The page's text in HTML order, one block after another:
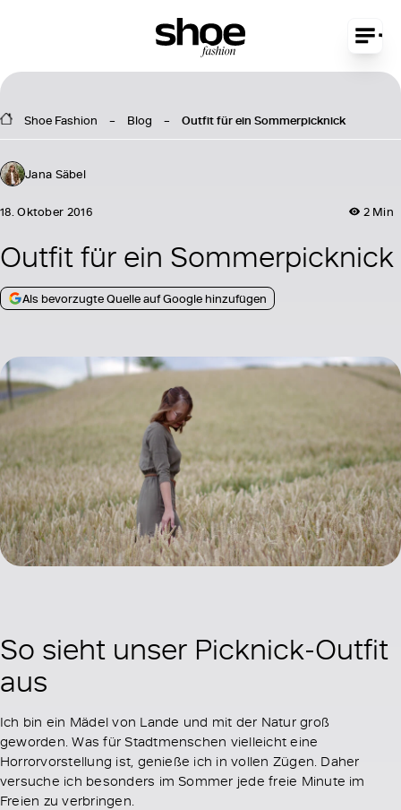
Shoe Fashion Blog Outfit für ein Sommerpicknick
Jana Säbel
2 Min
18. Oktober 2016
Outfit für ein Sommerpicknick
Als bevorzugte Quelle auf Google hinzufügen
So sieht unser Picknick-Outfit
aus
Ich bin ein Mädel von Lande und mit der Natur groß
geworden. Was für Stadtmenschen vielleicht eine
Horrorvorstellung ist, genieße ich in vollen Zügen. Daher
versuche ich besonders im Sommer jede freie Minute im
Freien zu verbringen.